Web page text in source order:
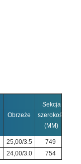
Obrzeże
Sekcja
szerokość
(MM)
25,00/3.5 749
24,00/3.0 754